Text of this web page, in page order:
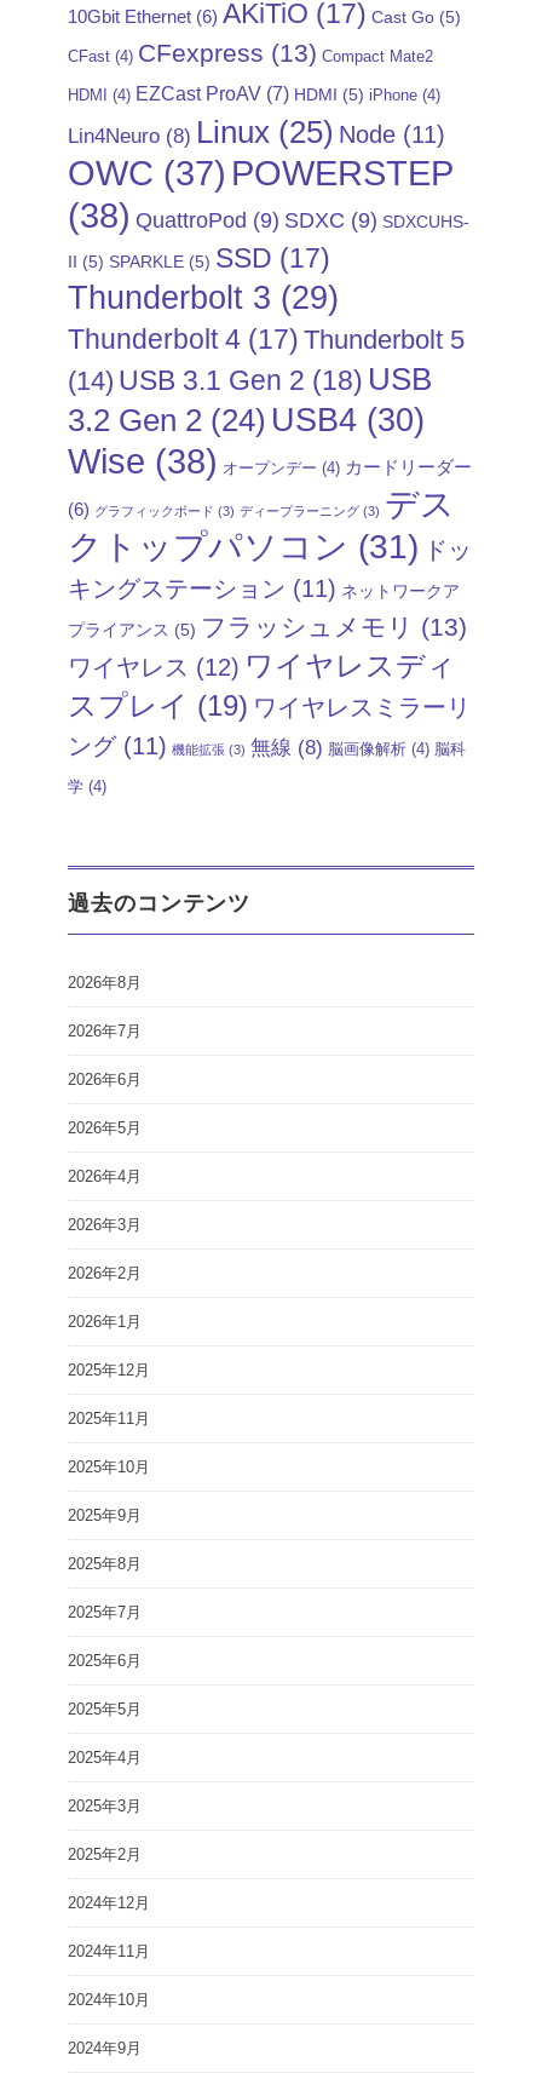
10Gbit Ethernet (6) AKiTiO (17) Cast Go (5)
CFast (4) CFexpress (13) Compact Mate2
HDMI (4) EZCast ProAV (7) HDMI (5) iPhone (4)
Lin4Neuro (8) Linux (25) Node (11)
OWC (37) POWERSTEP
(38) QuattroPod (9) SDXC (9) SDXCUHS-
II (5) SPARKLE (5) SSD (17)
Thunderbolt 3 (29)
Thunderbolt 4 (17) Thunderbolt 5
(14) USB 3.1 Gen 2 (18) USB
3.2 Gen 2 (24) USB4 (30)
Wise (38) オープンデー (4) カードリーダー
(6) グラフィックボード (3) ディープラーニング (3) デス
クトップパソコン (31) ドッ
キングステーション (11) ネットワークア
プライアンス (5) フラッシュメモリ (13)
ワイヤレス (12) ワイヤレスディ
スプレイ (19) ワイヤレスミラーリ
ング(11) 機能拡張 (3) 無線 (8) 脳画像解析 (4) 脳科
学 (4)
過去のコンテンツ
2026年8月
2026年7月
2026年6月
2026年5月
2026年4月
2026年3月
2026年2月
2026年1月
2025年12月
2025年11月
2025年10月
2025年9月
2025年8月
2025年7月
2025年6月
2025年5月
2025年4月
2025年3月
2025年2月
2024年12月
2024年11月
2024年10月
2024年9月